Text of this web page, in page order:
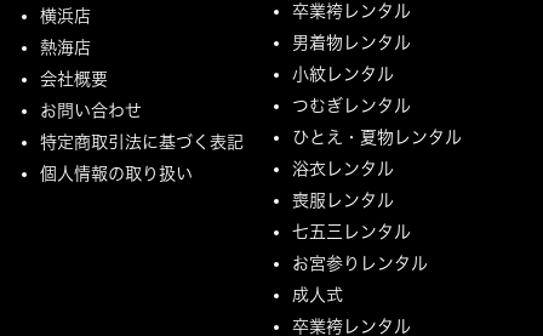
横浜店
熱海店
会社概要
お問い合わせ
特定商取引法に基づく表記
個人情報の取り扱い
卒業袴レンタル
男着物レンタル
小紋レンタル
つむぎレンタル
ひとえ・夏物レンタル
浴衣レンタル
喪服レンタル
七五三レンタル
お宮参りレンタル
成人式
卒業袴レンタル